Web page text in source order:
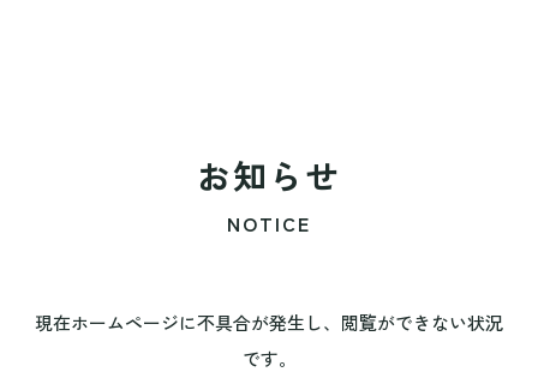
お知らせ
NOTICE
現在ホームページに不具合が発生し、閲覧ができない状況
です。